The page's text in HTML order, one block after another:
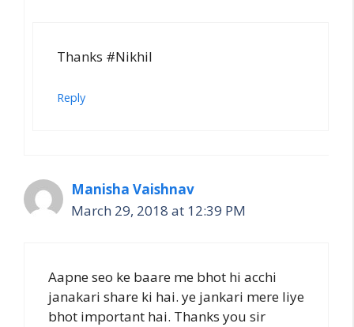
Thanks #Nikhil
Reply
Manisha Vaishnav
March 29, 2018 at 12:39 PM
Aapne seo ke baare me bhot hi acchi
janakari share ki hai. ye jankari mere liye
bhot important hai. Thanks you sir